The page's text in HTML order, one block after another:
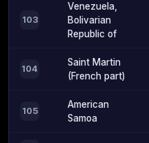
103
Venezuela,
Bolivarian
Republic of
104
Saint Martin
(French part)
105
American
Samoa